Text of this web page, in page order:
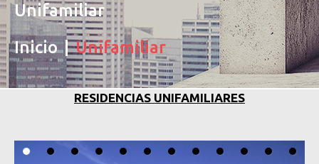
Unifamiliar
Inicio
Unifamiliar
RESIDENCIAS UNIFAMILIARES